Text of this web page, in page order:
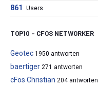
861 Users
TOP10 – CFOS NETWORKER
Geotec 1950 antworten
baertiger 271 antworten
cFos Christian 204 antworten